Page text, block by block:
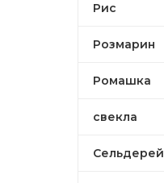
Рис
Розмарин
Ромашка
свекла
Сельдерей